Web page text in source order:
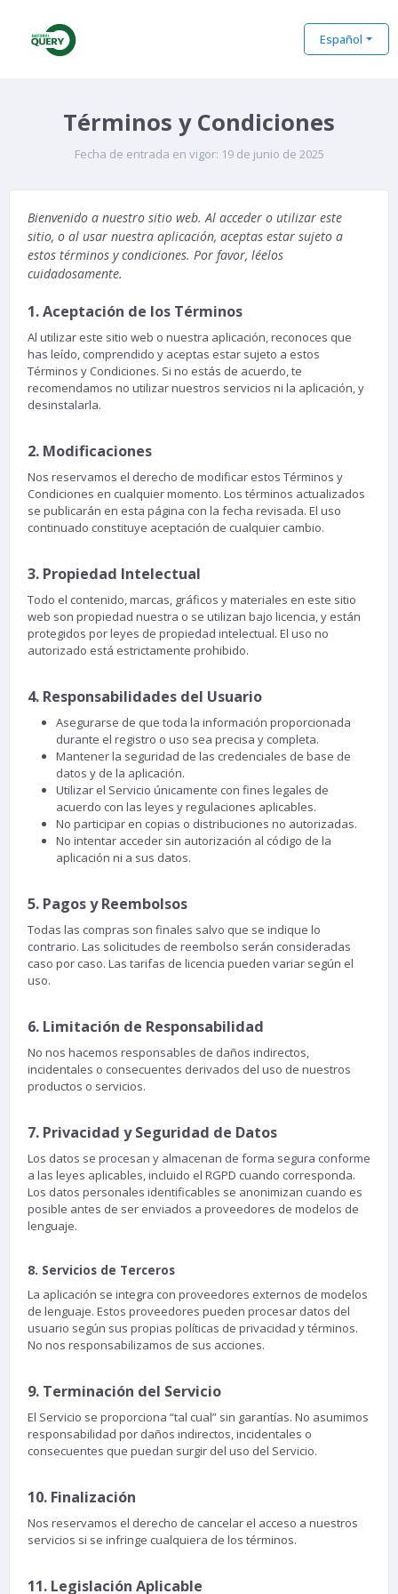
Español
Términos y Condiciones
Fecha de entrada en vigor: 19 de junio de 2025
Bienvenido a nuestro sitio web. Al acceder o utilizar este
sitio, o al usar nuestra aplicación, aceptas estar sujeto a
estos términos y condiciones. Por favor, léelos
cuidadosamente.
1. Aceptación de los Términos
Al utilizar este sitio web o nuestra aplicación, reconoces que
has leído, comprendido y aceptas estar sujeto a estos
Términos y Condiciones. Si no estás de acuerdo, te
recomendamos no utilizar nuestros servicios ni la aplicación, y
desinstalarla.
2. Modificaciones
Nos reservamos el derecho de modificar estos Términos y
Condiciones en cualquier momento. Los términos actualizados
se publicarán en esta página con la fecha revisada. El uso
continuado constituye aceptación de cualquier cambio.
3. Propiedad Intelectual
Todo el contenido, marcas, gráficos y materiales en este sitio
web son propiedad nuestra o se utilizan bajo licencia, y están
protegidos por leyes de propiedad intelectual. El uso no
autorizado está estrictamente prohibido.
4. Responsabilidades del Usuario
Asegurarse de que toda la información proporcionada
durante el registro o uso sea precisa y completa.
Mantener la seguridad de las credenciales de base de
datos y de la aplicación.
Utilizar el Servicio únicamente con fines legales de
acuerdo con las leyes y regulaciones aplicables.
No participar en copias o distribuciones no autorizadas.
No intentar acceder sin autorización al código de la
aplicación ni a sus datos.
5. Pagos y Reembolsos
Todas las compras son finales salvo que se indique lo
contrario. Las solicitudes de reembolso serán consideradas
caso por caso. Las tarifas de licencia pueden variar según el
uso.
6. Limitación de Responsabilidad
No nos hacemos responsables de daños indirectos,
incidentales o consecuentes derivados del uso de nuestros
productos o servicios.
7. Privacidad y Seguridad de Datos
Los datos se procesan y almacenan de forma segura conforme
a las leyes aplicables, incluido el RGPD cuando corresponda.
Los datos personales identificables se anonimizan cuando es
posible antes de ser enviados a proveedores de modelos de
lenguaje.
8. Servicios de Terceros
La aplicación se integra con proveedores externos de modelos
de lenguaje. Estos proveedores pueden procesar datos del
usuario según sus propias políticas de privacidad y términos.
No nos responsabilizamos de sus acciones.
9. Terminación del Servicio
El Servicio se proporciona “tal cual” sin garantías. No asumimos
responsabilidad por daños indirectos, incidentales o
consecuentes que puedan surgir del uso del Servicio.
10. Finalización
Nos reservamos el derecho de cancelar el acceso a nuestros
servicios si se infringe cualquiera de los términos.
11. Legislación Aplicable